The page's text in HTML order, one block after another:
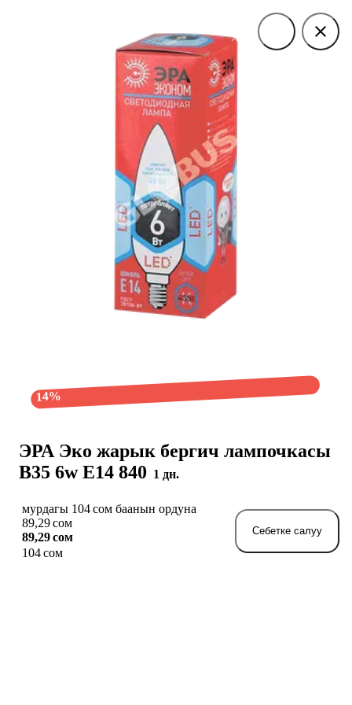
ЭРА Эко жарык бергич лампочкасы
B35 6w E14 840 1 дн.
14%
мурдагы 104 сом баанын ордуна
89,29 сом
89,29 сом
104 сом
Себетке салуу